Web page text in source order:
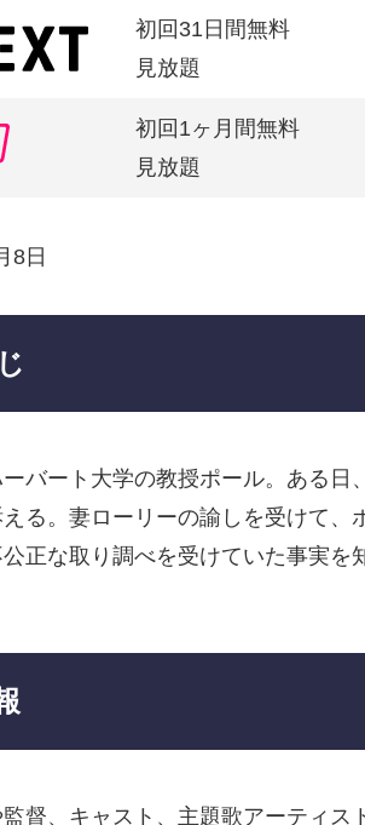
初回31日間無料
見放題
初回1ヶ月間無料
見放題
8日
バート大学の教授ポール。ある日
る。妻ローリーの諭しを受けて、
正な取り調べを受けていた事実を
監督、キャスト、主題歌アーティ